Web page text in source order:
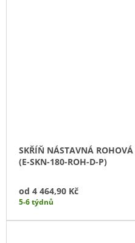
SKŘÍŇ NÁSTAVNÁ
(E-SKN-180-ROH-D-P)
od 4 464,90 Kč
5-6 týdnů